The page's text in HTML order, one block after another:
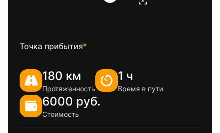
Точка прибытия*
180 км
Протяженность
1 ч
Время в пути
6000 руб.
Стоимость